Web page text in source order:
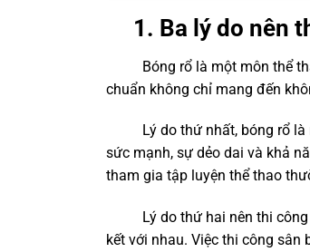
1. Ba lý do nên
Bóng rổ là một môn thể
chuẩn không chỉ mang đến
Lý do thứ nhất, bóng rổ là
sức mạnh, sự dẻo dai và khả
tham gia tập luyện thể thao
Lý do thứ hai nên thi
kết với nhau. Việc thi công sân